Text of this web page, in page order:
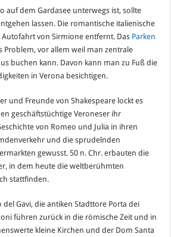
auf dem Gardasee unterwegs ist, sollte
lassen. Die romantische italienische
von Sirmione entfernt. Das Parken
Problem, vor allem weil man zentrale
buchen kann. Davon kann man zu Fuß die
in Verona besichtigen.
und Freunde von Shakespeare lockt es
geschäftstüchtige Veroneser ihr
von Romeo und Julia in ihren
und die sprudelnden
gewusst. 50 n. Chr. erbauten die
in dem heute die weltberühmten
stattfinden.
Gavi, die antiken Stadttore Porta dei
führen zurück in die römische Zeit und in
kleine Kirchen und der Dom Santa